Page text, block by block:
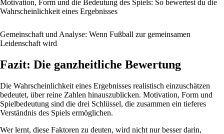
Motivation, Form und die Bedeutung des Spiels: So bewertest du die
Wahrscheinlichkeit eines Ergebnisses
Gemeinschaft und Analyse: Wenn Fußball zur gemeinsamen
Leidenschaft wird
Fazit: Die ganzheitliche Bewertung
Die Wahrscheinlichkeit eines Ergebnisses realistisch einzuschätzen
bedeutet, über reine Zahlen hinauszublicken. Motivation, Form und
Spielbedeutung sind die drei Schlüssel, die zusammen ein tieferes
Verständnis des Spiels ermöglichen.
Wer lernt, diese Faktoren zu deuten, wird nicht nur besser darin,